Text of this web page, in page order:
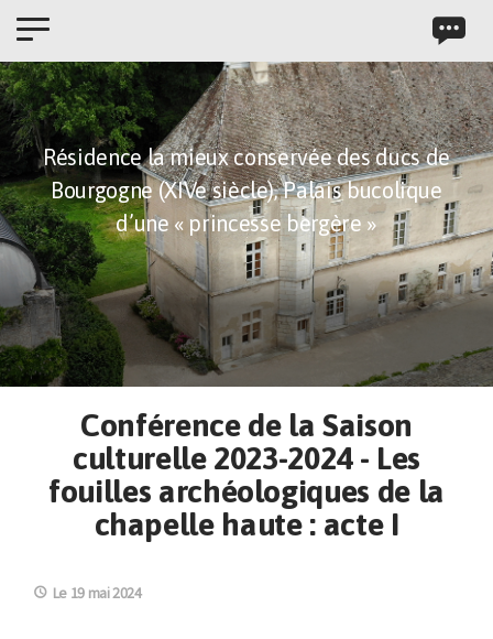
Résidence la mieux conservée des ducs de
Bourgogne (XIVe siècle),Palais bucolique
d’une « princesse bergère »
Conférence de la Saison
culturelle 2023-2024 - Les
fouilles archéologiques de la
chapelle haute : acte I
Le 19 mai 2024
Panneau de gestion des cookies